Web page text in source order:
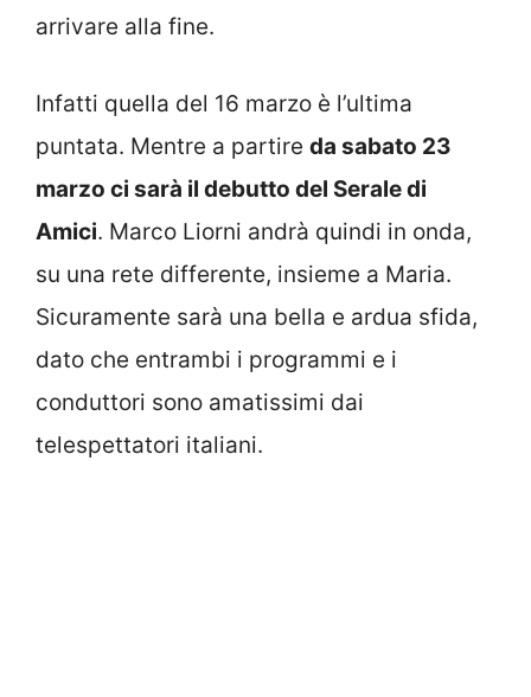
arrivare alla fine.
Infatti quella del 16 marzo è l’ultima
puntata. Mentre a partire da sabato 23
marzo ci sarà il debutto del Serale di
Amici. Marco Liorni andrà quindi in onda,
su una rete differente, insieme a Maria.
Sicuramente sarà una bella e ardua sfida,
dato che entrambi i programmi e i
conduttori sono amatissimi dai
telespettatori italiani.